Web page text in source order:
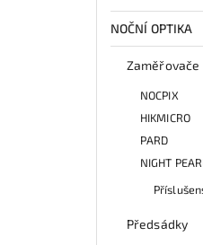
NOČNÍ OPTIKA
Zaměřovače
NOCPIX
HIKMICRO
PARD
NIGHT
Předsádky